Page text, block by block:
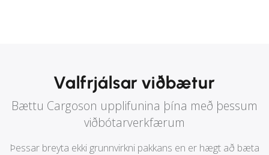
Valfrjálsar viðbætur
Bættu Cargoson upplifunina þína með þessum
viðbótarverkfærum
Þessar breyta ekki grunnvirkni pakkans en er hægt að bæta